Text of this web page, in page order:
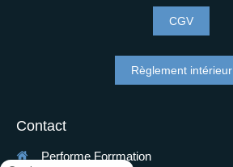
CGV
Règlement intérieur
Contact
Performe Forrmation